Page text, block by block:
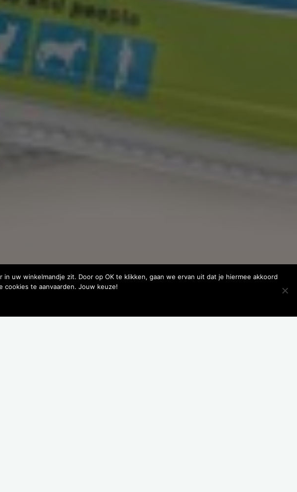
uw winkelmandje zit. Door op OK te klikken, gaan we ervan uit dat je hiermee akkoord
cookies te aanvaarden. Jouw keuze!